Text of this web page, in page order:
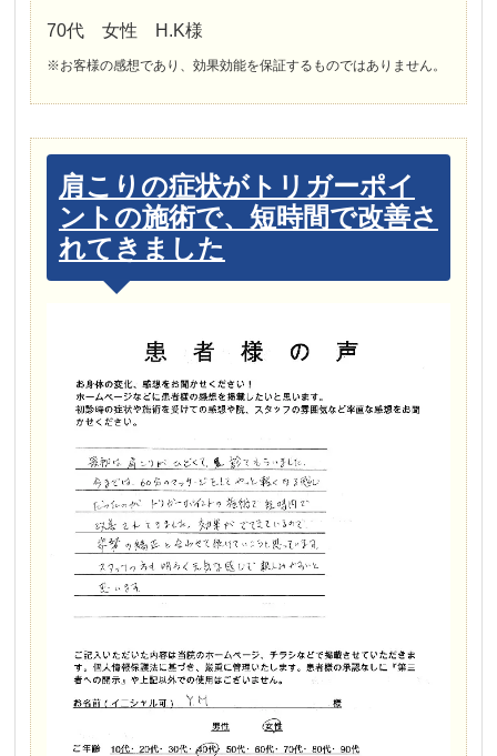
70代 女性 H.K様
※お客様の感想であり、効果効能を保証するものではありません。
肩こりの症状がトリガーポイ
ントの施術で、短時間で改善さ
れてきました